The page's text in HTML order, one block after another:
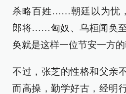
杀略百姓……朝廷以为忧
郎将……匈奴、乌桓闻奂
奂就是这样一位节安一方的
不过，张芝的性格和父亲
而高操，勤学好古，经明